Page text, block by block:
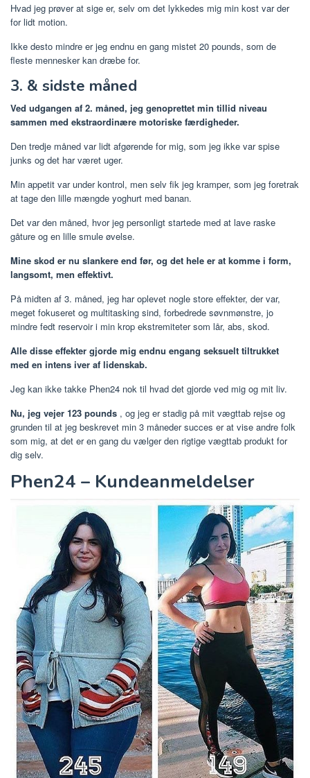
Hvad jeg prøver at sige er, selv om det lykkedes mig min kost var der
for lidt motion.
Ikke desto mindre er jeg endnu en gang mistet 20 pounds, som de
fleste mennesker kan dræbe for.
3. & sidste måned
Ved udgangen af ​​2. måned, jeg genoprettet min tillid niveau
sammen med ekstraordinære motoriske færdigheder.
Den tredje måned var lidt afgørende for mig, som jeg ikke var spise
junks og det har været uger.
Min appetit var under kontrol, men selv fik jeg kramper, som jeg foretrak
at tage den lille mængde yoghurt med banan.
Det var den måned, hvor jeg personligt startede med at lave raske
gåture og en lille smule øvelse.
Mine skod er nu slankere end før, og det hele er at komme i form,
langsomt, men effektivt.
På midten af ​​3. måned, jeg har oplevet nogle store effekter, der var,
meget fokuseret og multitasking sind, forbedrede søvnmønstre, jo
mindre fedt reservoir i min krop ekstremiteter som lår, abs, skod.
Alle disse effekter gjorde mig endnu engang seksuelt tiltrukket
med en intens iver af lidenskab.
Jeg kan ikke takke Phen24 nok til hvad det gjorde ved mig og mit liv.
Nu, jeg vejer 123 pounds , og jeg er stadig på mit vægttab rejse og
grunden til at jeg beskrevet min 3 måneder succes er at vise andre folk
som mig, at det er en gang du vælger den rigtige vægttab produkt for
dig selv.
Phen24 – Kundeanmeldelser